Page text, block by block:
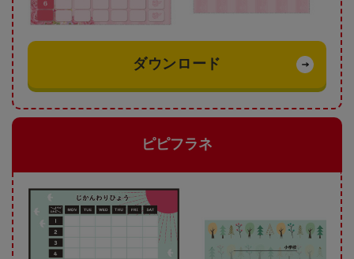
ダウンロード
ピピフラネ